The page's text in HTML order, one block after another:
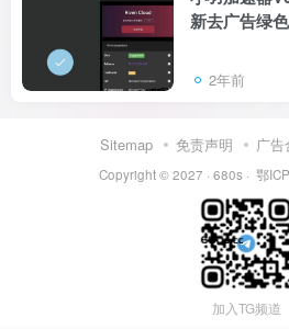
新去广告绿
2年前
Sitemap 免责声明 广
Copyright © 2027 · 680s · 鄂
加入TG频道